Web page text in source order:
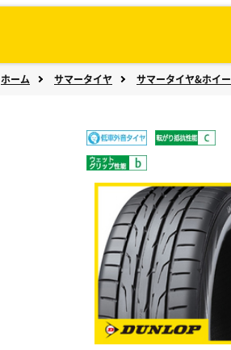
ホーム サマータイヤ サマータイヤ&ホイ